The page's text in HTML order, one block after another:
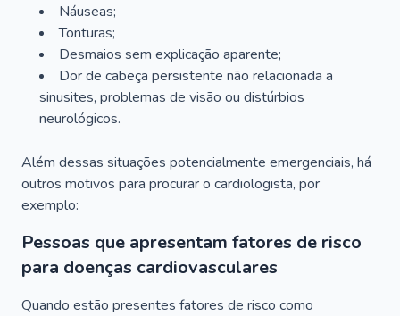
Náuseas;
Tonturas;
Desmaios sem explicação aparente;
Dor de cabeça persistente não relacionada a
sinusites, problemas de visão ou distúrbios
neurológicos.
Além dessas situações potencialmente emergenciais, há
outros motivos para procurar o cardiologista, por
exemplo:
Pessoas que apresentam fatores de risco
para doenças cardiovasculares
Quando estão presentes fatores de risco como